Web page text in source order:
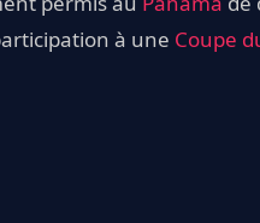
à une Coupe